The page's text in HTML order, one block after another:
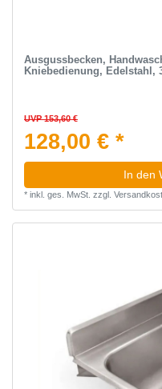
Ausgussbecken,
Kniebedienung, Edelstahl,
UVP 153,60 €
128,00 € *
In den
* inkl. ges. MwSt. zzgl.